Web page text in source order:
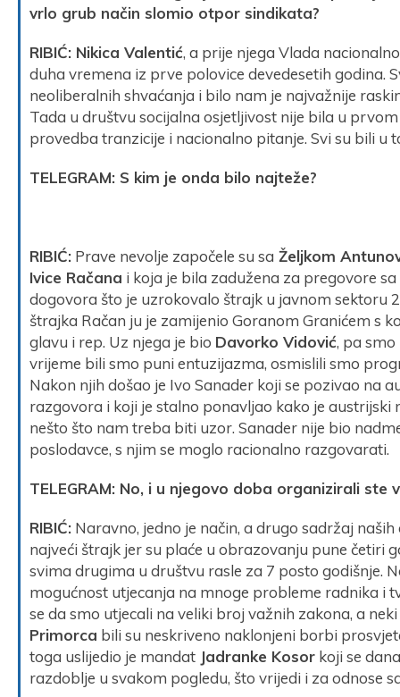
vrlo grub način slomio otpor sindikata?
RIBIĆ: Nikica Valentić, a prije njega Vlada
duha vremena iz prve polovice devedesetih godina.
neoliberalnih shvaćanja i bilo nam je najvažnije
Tada u društvu socijalna osjetljivost nije bila u
provedba tranzicije i nacionalno pitanje. Svi su bili u
TELEGRAM: S kim je onda bilo najteže?
RIBIĆ: Prave nevolje započele su sa Željkom
Ivice Račana i koja je bila zadužena za pregovore
dogovora što je uzrokovalo štrajk u javnom sektoru
štrajka Račan ju je zamijenio Goranom Granićem s
glavu i rep. Uz njega je bio Davorko Vidović, pa smo
vrijeme bili smo puni entuzijazma, osmislili smo
Nakon njih došao je Ivo Sanader koji se pozivao na
razgovora i koji je stalno ponavljao kako je
nešto što nam treba biti uzor. Sanader nije bio
poslodavce, s njim se moglo racionalno razgovarati.
TELEGRAM: No, i u njegovo doba organizirali ste
RIBIĆ: Naravno, jedno je način, a drugo sadržaj
najveći štrajk jer su plaće u obrazovanju pune četiri
svima drugima u društvu rasle za 7 posto godišnje.
mogućnost utjecanja na mnoge probleme radnika i
se da smo utjecali na veliki broj važnih zakona, a
Primorca bili su neskriveno naklonjeni borbi
toga uslijedio je mandat Jadranke Kosor koji se
razdoblje u svakom pogledu, što vrijedi i za odnose